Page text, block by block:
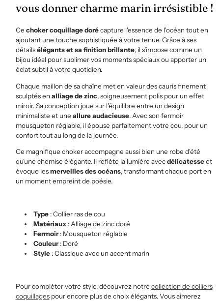
vous donner charme marin irrésistible !
Ce choker coquillage dorécapture l'essence de l'océan tout en
ajoutant une touche sophistiquée à votre tenue. Grâce à ses
détailsélégants et sa finition brillante, il s’impose comme un
bijou idéal pour sublimer vos moments spéciaux ou apporter un
éclat subtil à votre quotidien.
Chaque maillon de sa chaîne met en valeur des cauris finement
sculptés en alliage de zinc, soigneusement polis pour un effet
miroir. Sa conception joue sur l'équilibre entre un design
minimaliste et une allure audacieuse. Avec son fermoir
mousqueton réglable, il épouse parfaitement votre cou, pour un
confort tout au long de la journée.
Ce magnifique choker accompagne aussi bien une robe d'été
qu'une chemise élégante. Il reflète la lumière avecdélicatesseet
évoque lesmerveilles des océans, transformant chaque port en
un moment empreint de poésie.
Type : Collier ras de cou
Matériaux : Alliage de zinc doré
Fermoir: Mousqueton réglable
Couleur: Doré
Style : Classique avec un accent marin
Pour compléter votre style, découvrez notre collection de colliers
coquillagespour encore plus de choix élégants. Vous aimerez